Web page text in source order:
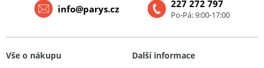
227 272 797
Po-Pá: 9:00-17:00
info@parys.cz
Vše o nákupu
Další informace